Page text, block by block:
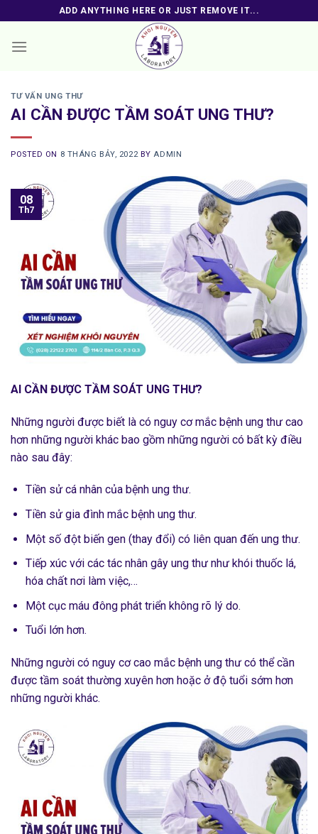
content
ADD ANYTHING HERE OR JUST REMOVE IT...
TƯ VẤN UNG THƯ
AI CẦN ĐƯỢC TẦM SOÁT UNG THƯ?
POSTED ON 8 THÁNG BẢY, 2022 BY ADMIN
08
Th7
AI CẦN ĐƯỢC TẦM SOÁT UNG THƯ?
Những người được biết là có nguy cơ mắc bệnh ung thư cao
hơn những người khác bao gồm những người có bất kỳ điều
nào sau đây:
Tiền sử cá nhân của bệnh ung thư.
Tiền sử gia đình mắc bệnh ung thư.
Một số đột biến gen (thay đổi) có liên quan đến ung thư.
Tiếp xúc với các tác nhân gây ung thư như khói thuốc lá,
hóa chất nơi làm việc,…
Một cục máu đông phát triển không rõ lý do.
Tuổi lớn hơn.
Những người có nguy cơ cao mắc bệnh ung thư có thể cần
được tầm soát thường xuyên hơn hoặc ở độ tuổi sớm hơn
những người khác.